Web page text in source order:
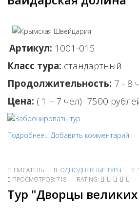
Артикул: 1001-015
Класс тура: стандартный
Продолжительность: 7 - 8
Цена: ( 1 – 7 чел) 7500
Подробнее... Добавить комментарий
ПИСАТЕЛЬ ОДНОДНЕВНЫЕ ТУРЫ
ПРОСМОТРОВ: 718
RATING:
Тур "Дворцы